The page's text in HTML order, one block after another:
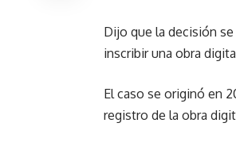
Dijo que la decisión
inscribir una obra
El caso se originó en
registro de la obra